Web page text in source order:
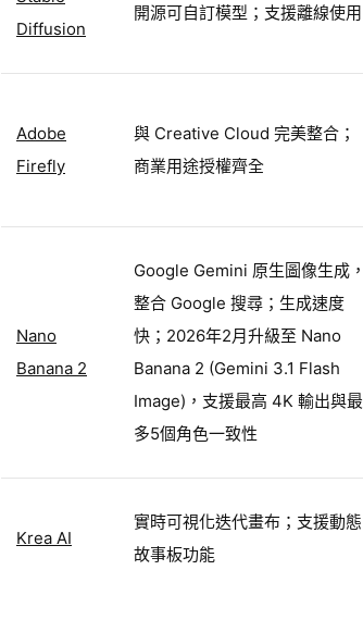
Diffusion
開源可自訂模型；支援離線使用
Adobe
Firefly
與 Creative Cloud 完美整合；
商業用途授權齊全
Nano
Banana 2
Google Gemini 原生圖像生成，
整合 Google 搜尋；生成速度
快；2026年2月升級至 Nano
Banana 2 (Gemini 3.1 Flash
Image)，支援最高 4K 輸出與最
多5個角色一致性
Krea AI
實時可視化迭代畫布；支援動態
故事板功能